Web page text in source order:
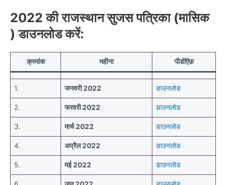
2022 की राजस्थान सुजस पत्रिका (मासिक
) डाउनलोड करें:
क्रमांक महीना पीडीऍफ़
1. जनवरी 2022 डाउनलोड
2. फरवरी 2022 डाउनलोड
3. मार्च 2022 डाउनलोड
4. अप्रैल 2022 डाउनलोड
5. मई 2022 डाउनलोड